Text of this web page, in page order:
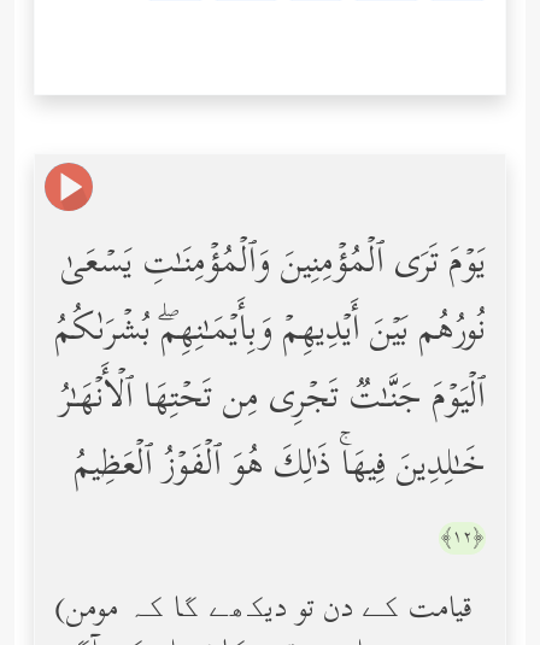
یَوۡمَ تَرَى ٱلۡمُؤۡمِنِینَ وَٱلۡمُؤۡمِنَـٰتِ یَسۡعَىٰ
نُورُهُم بَیۡنَ أَیۡدِیهِمۡ وَبِأَیۡمَـٰنِهِمۖ بُشۡرَىٰكُمُ
ٱلۡیَوۡمَ جَنَّـٰتࣱ تَجۡرِی مِن تَحۡتِهَا ٱلۡأَنۡهَـٰرُ
خَـٰلِدِینَ فِیهَاۚ ذَ ٰ⁠لِكَ هُوَ ٱلۡفَوۡزُ ٱلۡعَظِیمُ
﴿١٢﴾
(قیامت کے دن تو دیکھے گا کہ مومن